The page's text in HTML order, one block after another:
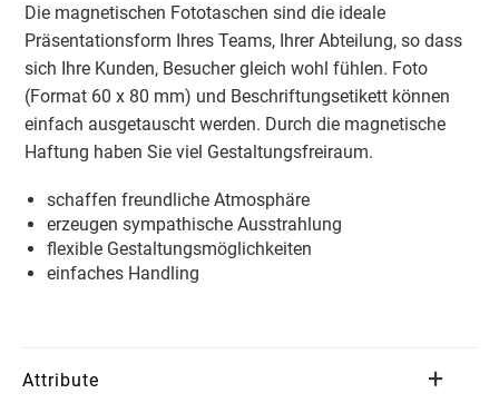
Die magnetischen Fototaschen sind die ideale
Präsentationsform Ihres Teams, Ihrer Abteilung, so dass
sich Ihre Kunden, Besucher gleich wohl fühlen. Foto
(Format 60 x 80 mm) und Beschriftungsetikett können
einfach ausgetauscht werden. Durch die magnetische
Haftung haben Sie viel Gestaltungsfreiraum.
schaffen freundliche Atmosphäre
erzeugen sympathische Ausstrahlung
flexible Gestaltungsmöglichkeiten
einfaches Handling
Attribute